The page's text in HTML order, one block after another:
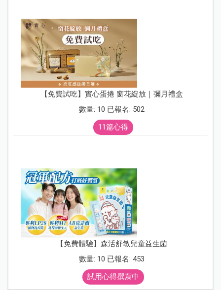
【免費試吃】實心蛋捲 窗花綻放｜彌月禮盒
數量: 10 已報名: 502
11篇心得
【免費體驗】森活舒敏兒童益生菌
數量: 10 已報名: 453
試用心得撰寫中